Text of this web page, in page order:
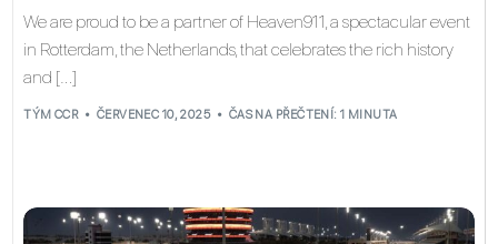
We are proud to be a partner of Heaven911, a spectacular event
in Rotterdam, the Netherlands, that celebrates the rich history
and […]
TÝM CCR ČERVENEC 10, 2025 ČAS NA PŘEČTENÍ: 1 MINUTA